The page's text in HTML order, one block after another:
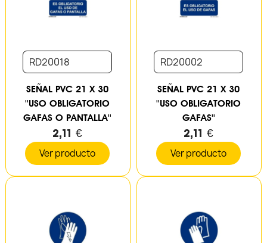
RD20018
SEÑAL PVC 21 X 30
''USO OBLIGATORIO
GAFAS O PANTALLA''
2,11 €
Ver producto
RD20002
SEÑAL PVC 21 X 30
''USO OBLIGATORIO
GAFAS''
2,11 €
Ver producto